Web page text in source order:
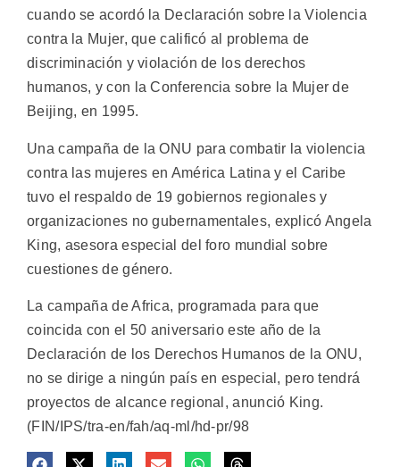
cuando se acordó la Declaración sobre la Violencia
contra la Mujer, que calificó al problema de
discriminación y violación de los derechos
humanos, y con la Conferencia sobre la Mujer de
Beijing, en 1995.
Una campaña de la ONU para combatir la violencia
contra las mujeres en América Latina y el Caribe
tuvo el respaldo de 19 gobiernos regionales y
organizaciones no gubernamentales, explicó Angela
King, asesora especial del foro mundial sobre
cuestiones de género.
La campaña de Africa, programada para que
coincida con el 50 aniversario este año de la
Declaración de los Derechos Humanos de la ONU,
no se dirige a ningún país en especial, pero tendrá
proyectos de alcance regional, anunció King.
(FIN/IPS/tra-en/fah/aq-ml/hd-pr/98